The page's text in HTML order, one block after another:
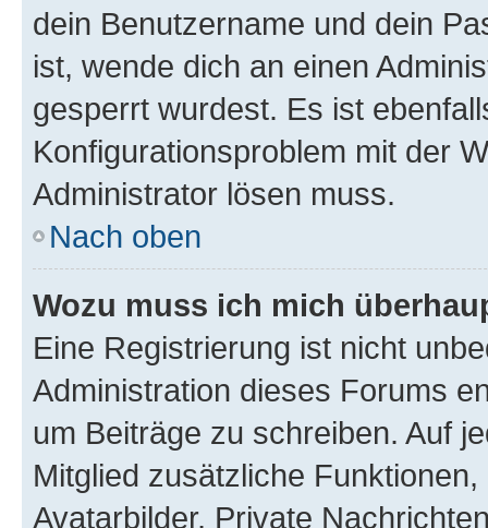
dein Benutzername und dein
ist, wende dich an einen
gesperrt wurdest. Es ist
Konfigurationsproblem mit der
Administrator lösen muss.
Nach oben
Wozu muss ich mich
Eine Registrierung ist nicht
Administration dieses Forums
um Beiträge zu schreiben. Auf
Mitglied zusätzliche
Avatarbilder, Private